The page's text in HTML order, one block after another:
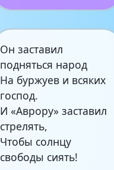
Он заставил
подняться народ
На буржуев и всяких
господ.
И «Аврору» заставил
стрелять,
Чтобы солнцу
свободы сиять!